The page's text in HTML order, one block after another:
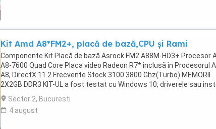
Pentru contact folosiți Mesageria Public 24 sau putem vorbi pe
App.
Kit Amd A8*FM2+, placă de bază,CPU și Rami
Componente Kit Placă de bază Asrock FM2 A88M-HD3+ Procesor
A8-7600 Quad Core Placa video Radeon R7* inclusă în Procesorul
A8, DirectX 11.2 Frecvente Stock 3100 3800 Ghz(Turbo) MEMORII
2X2GB DDR3 KIT-UL a fost testat cu Windows 10, driverele sau
fără probleme. PE site-ul Asrock sunt driverele disponibile și pentru
Windows 10. KIT-UL se ridică personal din Sectorul 2,zona Gara de
(OBOR). Pentru a mă contacta folosiți Mesageria de pe Anunțul
Sector 2, Bucuresti
4 august